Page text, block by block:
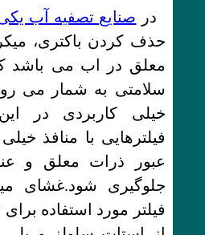
در صنایع تصفیه آب یکی
حذف کردن باکتری،
معلق در اب می باشد
سلامتی به شمار می
خیلی کاربردی در
فیلترهایی با منافذ
عبور ذرات معلق و
جلوگیری شود.غشای
فیلتر مورد استفاده